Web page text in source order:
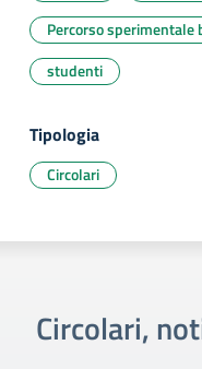
Percorso sperimentale
studenti
Tipologia
Circolari
Circolari,